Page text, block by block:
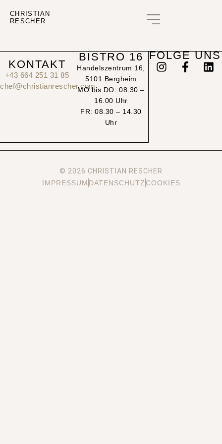
CHRISTIAN
RESCHER
KONTAKT
+43 664 251 31 85
chef@christianrescher.com
BISTRO 16
Handelszentrum 16,
5101 Bergheim
MO bis DO: 08.30 –
16.00 Uhr
FR: 08.30 – 14.30
Uhr
FOLGE UNS
© 2026 CHRISTIAN RESCHER
IMPRESSUM DATENSCHUTZ COOKIES